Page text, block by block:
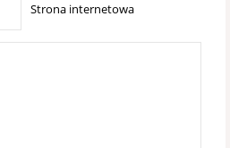
Strona internetowa